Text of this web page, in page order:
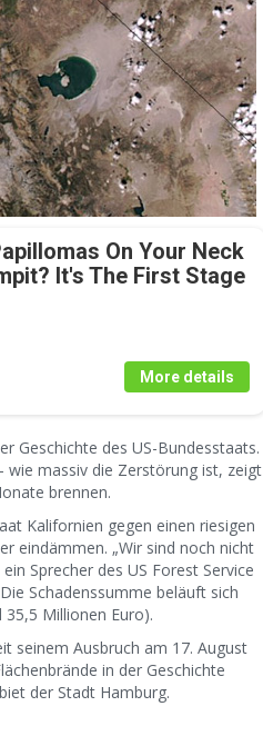
On Your Neck
It's The First Stage
More details
Geschichte des US-Bundesstaats.
massiv die Zerstörung ist, zeigt
brennen.
Kalifornien gegen einen riesigen
eindämmen. „Wir sind noch nicht
Sprecher des US Forest Service
Schadenssumme beläuft sich
Millionen Euro).
seinem Ausbruch am 17. August
in der Geschichte
der Stadt Hamburg.